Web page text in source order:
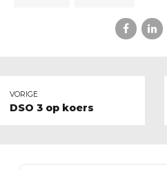
VORIGE
DSO 3 op koers